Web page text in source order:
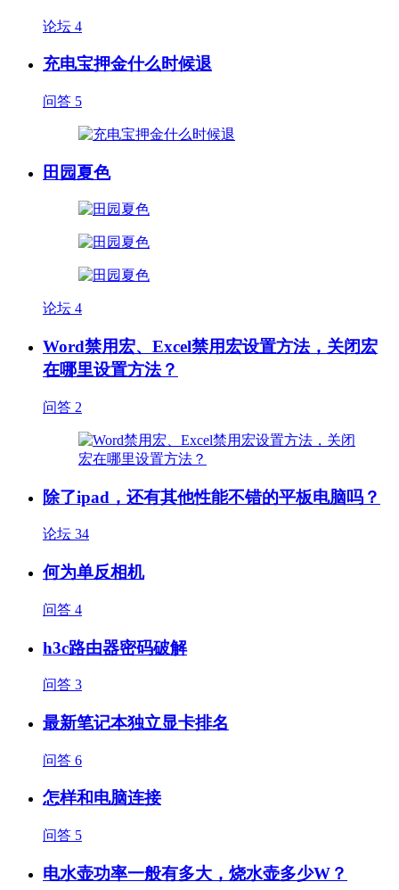
论坛 4
充电宝押金什么时候退
问答 5
田园夏色
论坛 4
Word禁用宏、Excel禁用宏设置方法，关闭宏
在哪里设置方法？
问答 2
除了ipad，还有其他性能不错的平板电脑吗？
论坛 34
何为单反相机
问答 4
h3c路由器密码破解
问答 3
最新笔记本独立显卡排名
问答 6
怎样和电脑连接
问答 5
电水壶功率一般有多大，烧水壶多少W？